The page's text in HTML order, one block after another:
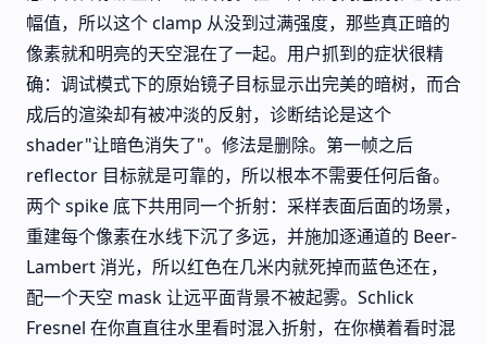
幅值，所以这个 clamp 从没到过满强度，那些真正暗的
像素就和明亮的天空混在了一起。用户抓到的症状很精
确：调试模式下的原始镜子目标显示出完美的暗树，而合
成后的渲染却有被冲淡的反射，诊断结论是这个
shader"让暗色消失了"。修法是删除。第一帧之后
reflector 目标就是可靠的，所以根本不需要任何后备。
两个 spike 底下共用同一个折射：采样表面后面的场景，
重建每个像素在水线下沉了多远，并施加逐通道的 Beer-
Lambert 消光，所以红色在几米内就死掉而蓝色还在，
配一个天空 mask 让远平面背景不被起雾。Schlick
Fresnel 在你直直往水里看时混入折射，在你横着看时混